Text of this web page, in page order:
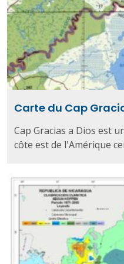
Carte du Cap
Cap Gracias a Dios est
côte est de l'Amérique